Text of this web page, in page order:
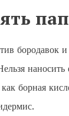
бородавок
борная